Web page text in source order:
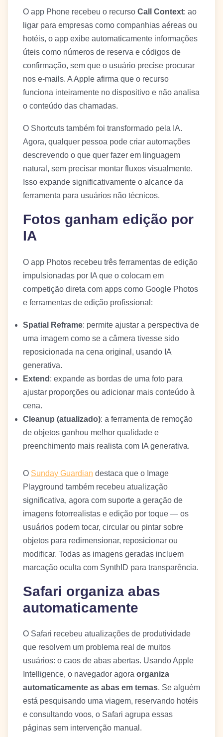
O app Phone recebeu o recurso Call Context: ao
ligar para empresas como companhias aéreas ou
hotéis, o app exibe automaticamente informações
úteis como números de reserva e códigos de
confirmação, sem que o usuário precise procurar
nos e-mails. A Apple afirma que o recurso
funciona inteiramente no dispositivo e não analisa
o conteúdo das chamadas.
O Shortcuts também foi transformado pela IA.
Agora, qualquer pessoa pode criar automações
descrevendo o que quer fazer em linguagem
natural, sem precisar montar fluxos visualmente.
Isso expande significativamente o alcance da
ferramenta para usuários não técnicos.
Fotos ganham edição por
IA
O app Photos recebeu três ferramentas de edição
impulsionadas por IA que o colocam em
competição direta com apps como Google Photos
e ferramentas de edição profissional:
Spatial Reframe: permite ajustar a perspectiva de
uma imagem como se a câmera tivesse sido
reposicionada na cena original, usando IA
generativa.
Extend : expande as bordas de uma foto para
ajustar proporções ou adicionar mais conteúdo à
cena.
Cleanup (atualizado): a ferramenta de remoção
de objetos ganhou melhor qualidade e
preenchimento mais realista com IA generativa.
O Sunday Guardian destaca que o Image
Playground também recebeu atualização
significativa, agora com suporte a geração de
imagens fotorrealistas e edição por toque — os
usuários podem tocar, circular ou pintar sobre
objetos para redimensionar, reposicionar ou
modificar. Todas as imagens geradas incluem
marcação oculta com SynthID para transparência.
Safari organiza abas
automaticamente
O Safari recebeu atualizações de produtividade
que resolvem um problema real de muitos
usuários: o caos de abas abertas. Usando Apple
Intelligence, o navegador agora organiza
automaticamente as abas em temas. Se alguém
está pesquisando uma viagem, reservando hotéis
e consultando voos, o Safari agrupa essas
páginas sem intervenção manual.